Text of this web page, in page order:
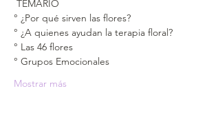
TEMARIO
° ¿Por qué sirven las flores?
° ¿A quienes ayudan la terapia floral?
° Las 46 flores
° Grupos Emocionales
Mostrar más